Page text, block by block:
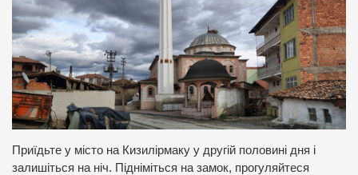
Приїдьте у місто на Кизилірмаку у другій половині дня і
залишіться на ніч. Підніміться на замок, прогуляйтеся